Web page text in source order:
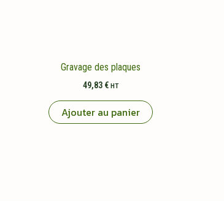
Gravage des plaques
49,83 € HT
Ajouter au panier